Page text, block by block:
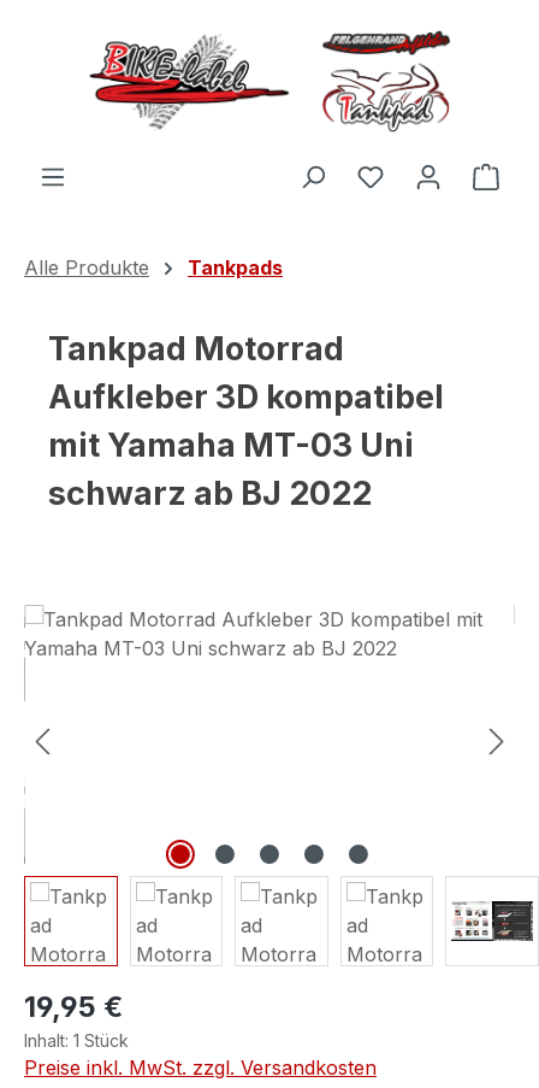
Zum Hauptinhalt springen
Du hast 0
Alle Produkte Tankpads
Tankpad Motorrad
Aufkleber 3D kompatibel
mit Yamaha MT-03 Uni
schwarz ab BJ 2022
Bildergalerie überspringen
19,95 €
Inhalt: 1 Stück
Preise inkl. MwSt. zzgl. Versandkosten